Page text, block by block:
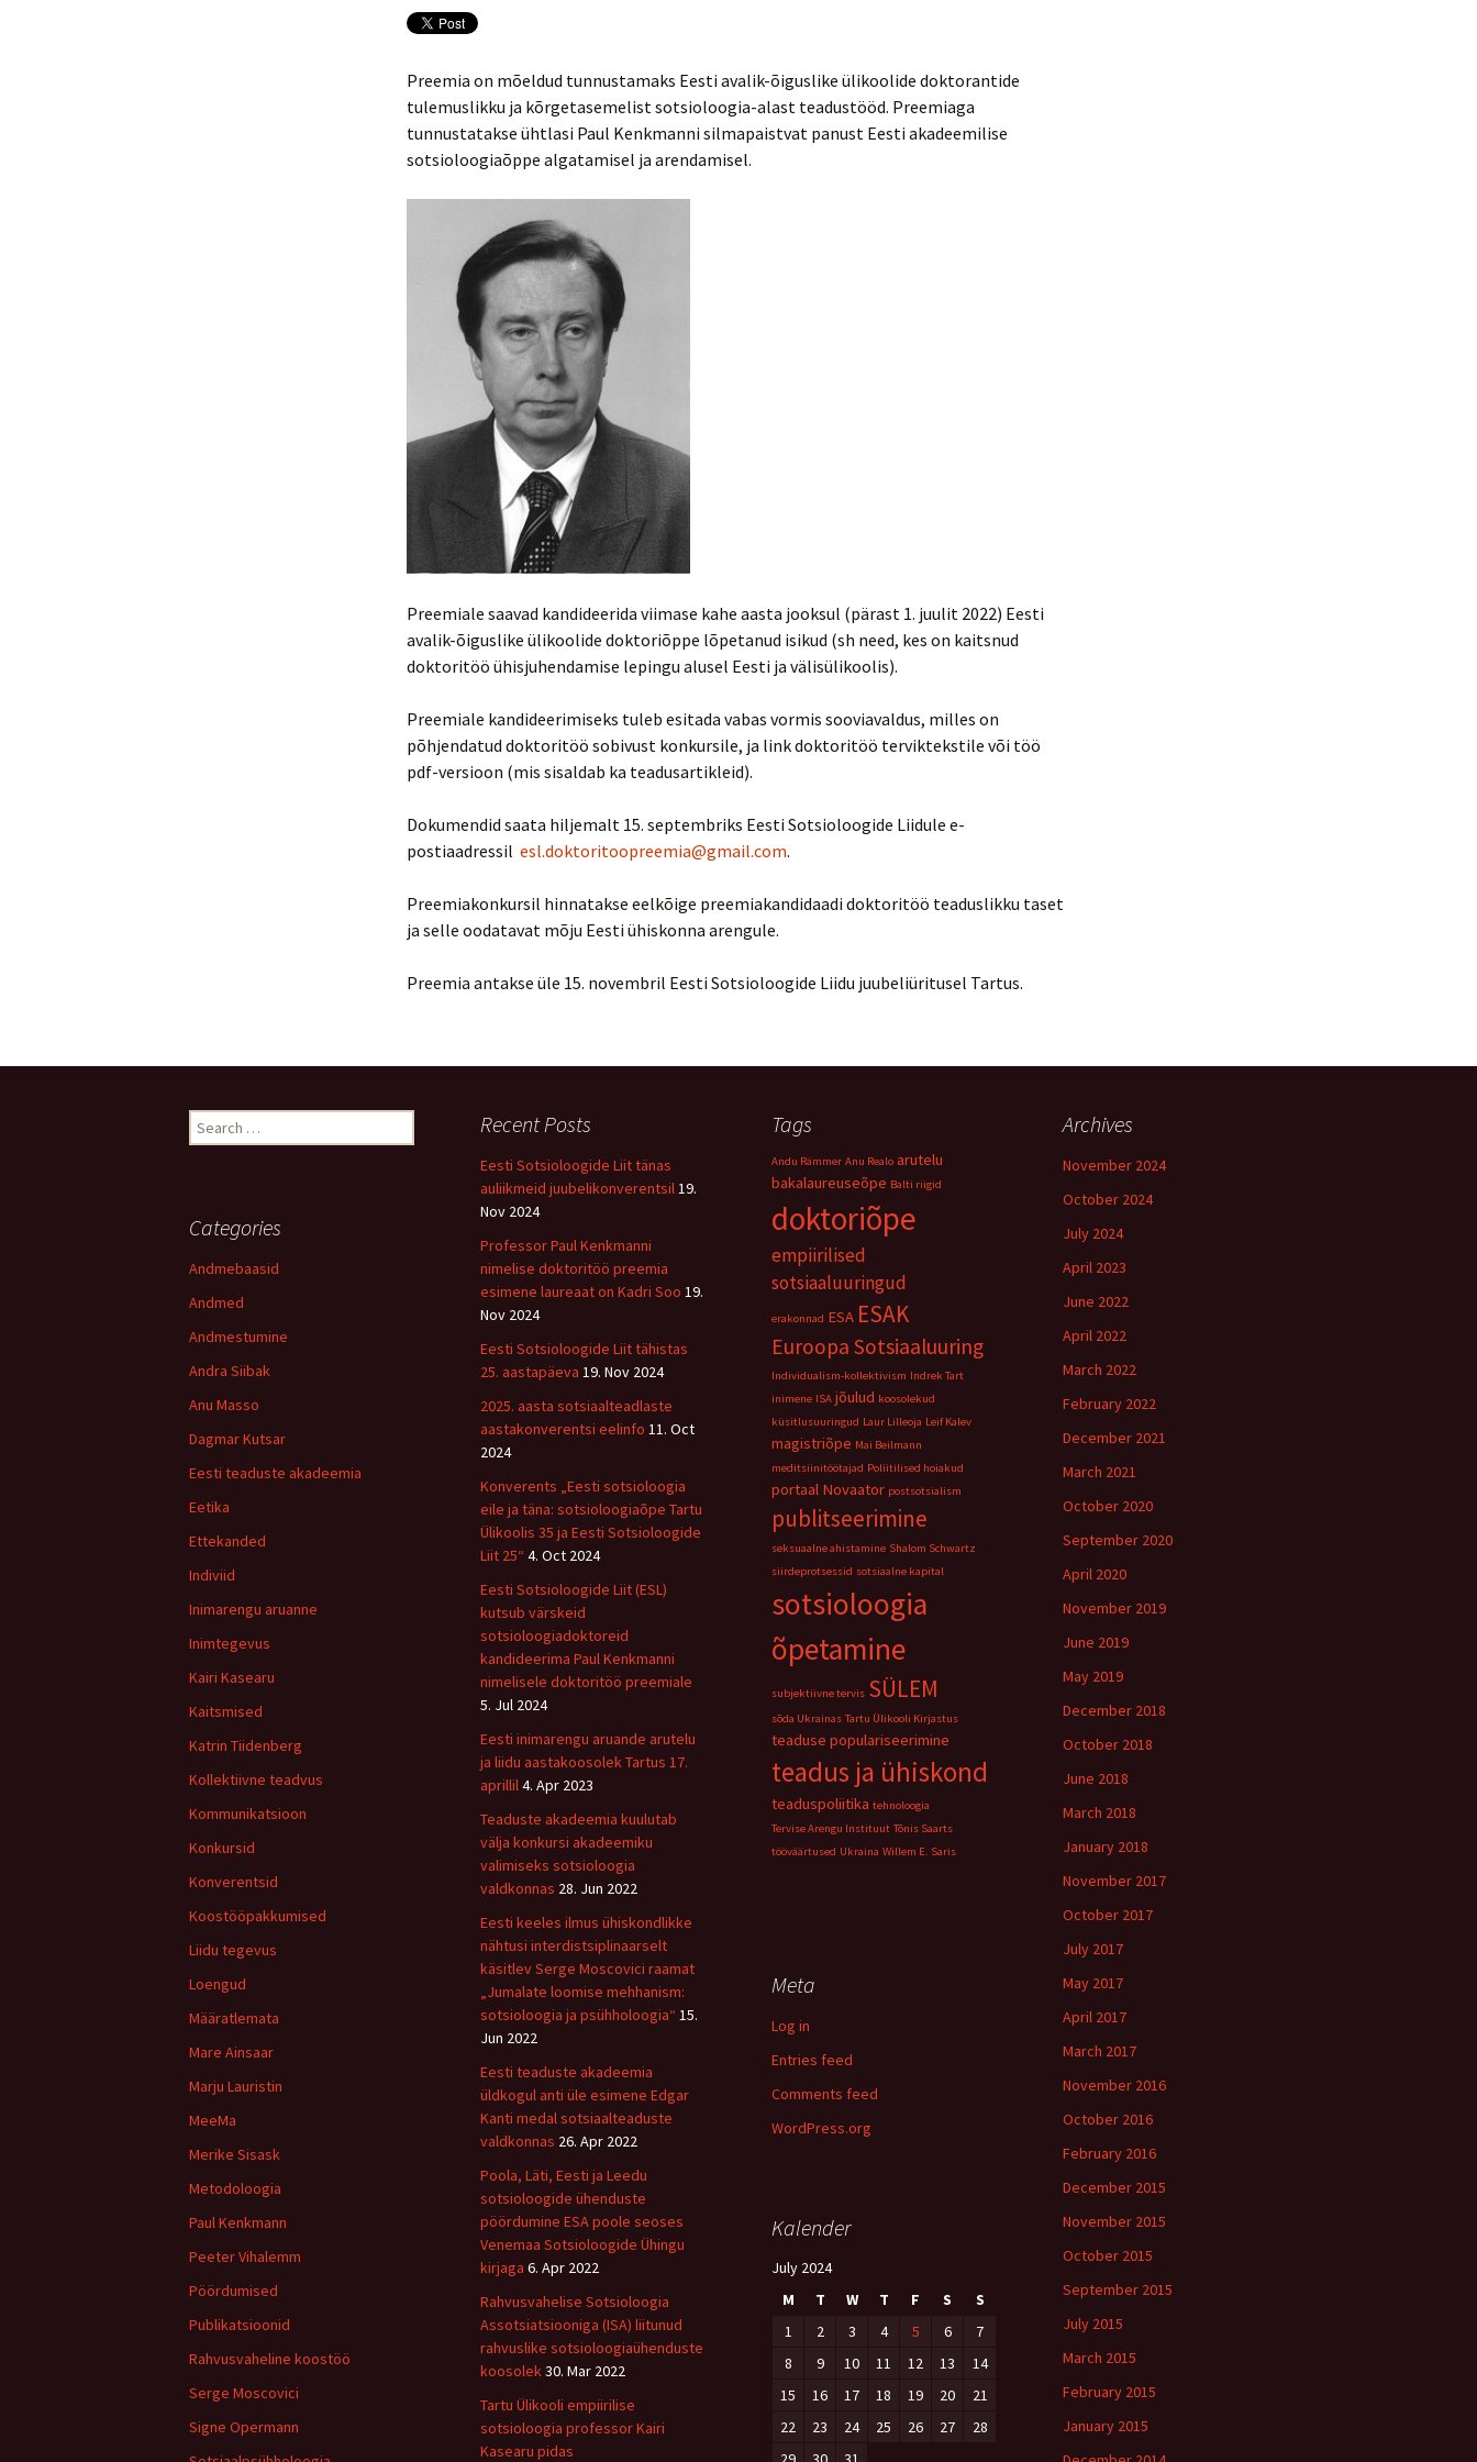
Preemia on mõeldud tunnustamaks Eesti avalik-õiguslike ülikoolide doktorantide
tulemuslikku ja kõrgetasemelist sotsioloogia-alast teadustööd. Preemiaga
tunnustatakse ühtlasi Paul Kenkmanni silmapaistvat panust Eesti akadeemilise
sotsioloogiaõppe algatamisel ja arendamisel.
Preemiale saavad kandideerida viimase kahe aasta jooksul (pärast 1. juulit 2022) Eesti
avalik-õiguslike ülikoolide doktoriõppe lõpetanud isikud (sh need, kes on kaitsnud
doktoritöö ühisjuhendamise lepingu alusel Eesti ja välisülikoolis).
Preemiale kandideerimiseks tuleb esitada vabas vormis sooviavaldus, milles on
põhjendatud doktoritöö sobivust konkursile, ja link doktoritöö terviktekstile või töö
pdf-versioon (mis sisaldab ka teadusartikleid).
Dokumendid saata hiljemalt 15. septembriks Eesti Sotsioloogide Liidule e-
postiaadressil esl.doktoritoopreemia@gmail.com.
Preemiakonkursil hinnatakse eelkõige preemiakandidaadi doktoritöö teaduslikku taset
ja selle oodatavat mõju Eesti ühiskonna arengule.
Preemia antakse üle 15. novembril Eesti Sotsioloogide Liidu juubeliüritusel Tartus.
Search
for:
Recent Posts
Eesti Sotsioloogide Liit tänas
auliikmeid juubelikonverentsil19.
Nov 2024
Professor Paul Kenkmanni
nimelise doktoritöö preemia
esimene laureaat on Kadri Soo 19.
Nov 2024
Eesti Sotsioloogide Liit tähistas
25. aastapäeva 19. Nov 2024
2025. aasta sotsiaalteadlaste
aastakonverentsi eelinfo 11. Oct
2024
Konverents „Eesti sotsioloogia
eile ja täna: sotsioloogiaõpe Tartu
Ülikoolis 35 ja Eesti Sotsioloogide
Liit 25“ 4. Oct 2024
Eesti Sotsioloogide Liit (ESL)
kutsub värskeid
sotsioloogiadoktoreid
kandideerima Paul Kenkmanni
nimelisele doktoritöö preemiale
5. Jul 2024
Eesti inimarengu aruande arutelu
ja liidu aastakoosolek Tartus 17.
aprillil4. Apr 2023
Teaduste akadeemia kuulutab
välja konkursi akadeemiku
valimiseks sotsioloogia
valdkonnas 28. Jun 2022
Eesti keeles ilmus ühiskondlikke
nähtusi interdistsiplinaarselt
käsitlev Serge Moscovici raamat
„Jumalate loomise mehhanism:
sotsioloogia ja psühholoogia“ 15.
Jun 2022
Eesti teaduste akadeemia
üldkogul anti üle esimene Edgar
Kanti medal sotsiaalteaduste
valdkonnas 26. Apr 2022
Poola, Läti, Eesti ja Leedu
sotsioloogide ühenduste
pöördumine ESA poole seoses
Venemaa Sotsioloogide Ühingu
kirjaga 6. Apr 2022
Rahvusvahelise Sotsioloogia
Assotsiatsiooniga (ISA) liitunud
rahvuslike sotsioloogiaühenduste
koosolek30. Mar 2022
Tartu Ülikooli empiirilise
sotsioloogia professor Kairi
Kasearu pidas
Tags
Andu Rämmer Anu Realo arutelu
bakalaureuseõpe Balti riigid
doktoriõpe
empiirilised
sotsiaaluuringud
erakonnad ESA ESAK
Euroopa Sotsiaaluuring
Individualism-kollektivism Indrek Tart
inimene ISA jõulud koosolekud
küsitlusuuringud Laur Lilleoja Leif Kalev
magistriõpe Mai Beilmann
meditsiinitöötajad Poliitilised hoiakud
portaal Novaator postsotsialism
publitseerimine
seksuaalne ahistamine Shalom Schwartz
siirdeprotsessid sotsiaalne kapital
sotsioloogia
õpetamine
subjektiivne tervis SÜLEM
sõda Ukrainas Tartu Ülikooli Kirjastus
teaduse populariseerimine
teadus ja ühiskond
teaduspoliitika tehnoloogia
Tervise Arengu Instituut Tõnis Saarts
tööväärtused Ukraina Willem E. Saris
Archives
November 2024
October 2024
July 2024
April 2023
June 2022
April 2022
March 2022
February 2022
December 2021
March 2021
October 2020
September 2020
April 2020
November 2019
June 2019
May 2019
December 2018
October 2018
June 2018
March 2018
January 2018
November 2017
October 2017
July 2017
May 2017
April 2017
March 2017
November 2016
October 2016
February 2016
December 2015
November 2015
October 2015
September 2015
July 2015
March 2015
February 2015
January 2015
Categories
Andmebaasid
Andmed
Andmestumine
Andra Siibak
Anu Masso
Dagmar Kutsar
Eesti teaduste akadeemia
Eetika
Ettekanded
Indiviid
Inimarengu aruanne
Inimtegevus
Kairi Kasearu
Kaitsmised
Katrin Tiidenberg
Kollektiivne teadvus
Kommunikatsioon
Konkursid
Konverentsid
Koostööpakkumised
Liidu tegevus
Loengud
Määratlemata
Mare Ainsaar
Marju Lauristin
MeeMa
Merike Sisask
Metodoloogia
Paul Kenkmann
Peeter Vihalemm
Pöördumised
Publikatsioonid
Rahvusvaheline koostöö
Serge Moscovici
Signe Opermann
Meta
Log in
Entries feed
Comments feed
WordPress.org
Kalender
July 2024
M
T W T F S
S
1
2 3 4 5 6
7
8
9 10 11 12 13
14
15
16 17 18 19 20
21
22
23 24 25 26 27
28